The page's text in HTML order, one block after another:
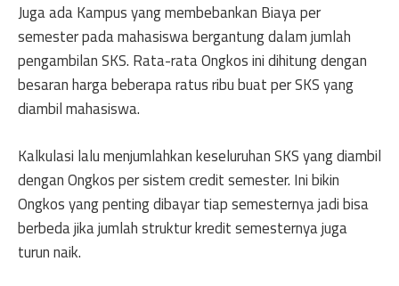
Juga ada Kampus yang membebankan Biaya per
semester pada mahasiswa bergantung dalam jumlah
pengambilan SKS. Rata-rata Ongkos ini dihitung dengan
besaran harga beberapa ratus ribu buat per SKS yang
diambil mahasiswa.
Kalkulasi lalu menjumlahkan keseluruhan SKS yang diambil
dengan Ongkos per sistem credit semester. Ini bikin
Ongkos yang penting dibayar tiap semesternya jadi bisa
berbeda jika jumlah struktur kredit semesternya juga
turun naik.